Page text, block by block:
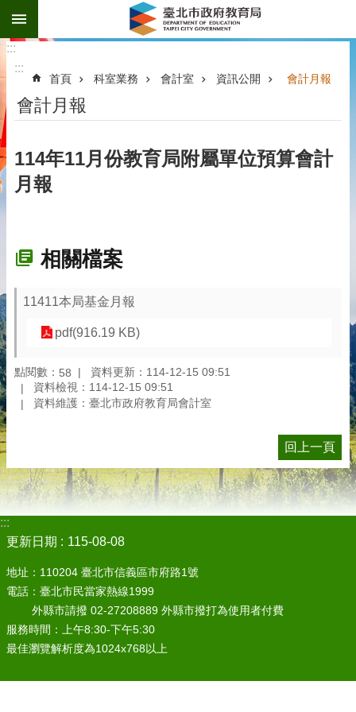
跳到主要內容區塊
:::
:::
首頁 科室業務 會計室 資訊公開 會計月報
會計月報
114年11月份教育局附屬單位預算會計
月報
相關檔案
11411本局基金月報
pdf(916.19 KB)
點閱數： 58
資料更新：114-12-15 09:51
資料檢視：114-12-15 09:51
資料維護：臺北市政府教育局會計室
回上一頁
:::
更新日期
115-08-08
地址：110204 臺北市信義區市府路1號
電話：臺北市民當家熱線1999
外縣市請撥 02-27208889 外縣市撥打為使用者付費
服務時間：上午8:30-下午5:30
最佳瀏覽解析度為1024x768以上